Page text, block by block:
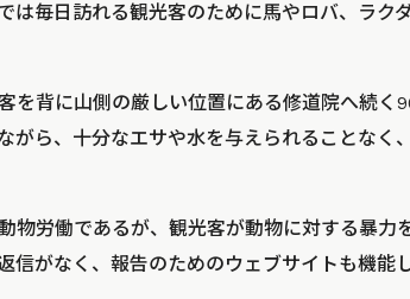
は毎日訪れる観光客のために馬やロバ、ラク
を背に山側の厳しい位置にある修道院へ続く
がら、十分なエサや水を与えられることなく
物労働であるが、観光客が動物に対する暴力
がなく、報告のためのウェブサイトも機能